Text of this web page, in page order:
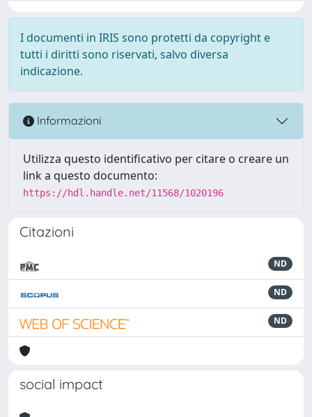
I documenti in IRIS sono protetti da copyright e
tutti i diritti sono riservati, salvo diversa
indicazione.
Informazioni
Utilizza questo identificativo per citare o creare un
link a questo documento:
https://hdl.handle.net/11568/1020196
Citazioni
ND
ND
ND
social impact